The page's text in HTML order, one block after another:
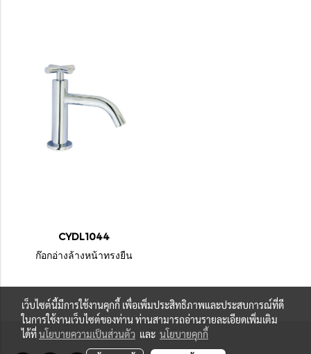
CYDL1044
ก๊อกอ่างล้างหน้าทรงยืน
เว็บไซต์นี้มีการใช้งานคุกกี้ เพื่อเพิ่มประสิทธิภาพและประสบการณ์ที่ดี
ในการใช้งานเว็บไซต์ของท่าน ท่านสามารถอ่านรายละเอียดเพิ่มเติม
ได้ที่นโยบายความเป็นส่วนตัว และ นโยบายคุกกี้